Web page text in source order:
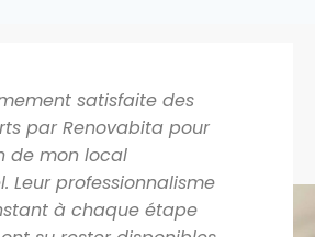
satisfaite des
par Renovabita pour
de mon local
Leur professionnalisme
à chaque étape